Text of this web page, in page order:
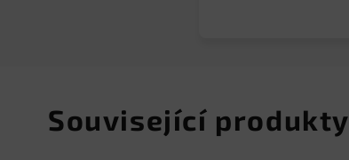
Související produkty